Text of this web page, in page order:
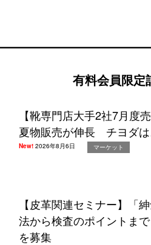
有料会員限定
【靴専門店大手2社7月度
夏物販売が伸長 チヨダ
New!2026年8月6日 マーケット
【皮革関連セミナー】「
法から検査のポイントま
を募集